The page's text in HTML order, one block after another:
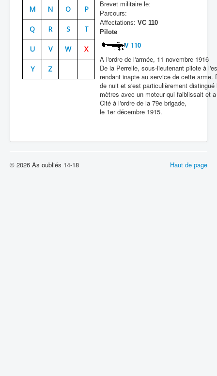
Doctrines
Batailles
Les As
Cahiers des As
M N O P
Q R S T
U V W X
Y Z
Brevet militaire le:
Parcours:
Affectations: VC 110
Pilote
V 110
A l'ordre de l'armée, 11 novembre 1916
De la Perrelle, sous-lieutenant pilote à
rendant inapte au service de cette
de nuit et s'est particulièrement
mètres avec un moteur qui faiblissait et
Cité à l'ordre de la 79e brigade,
le 1er décembre 1915.
Haut de page
© 2026 As oubliés 14-18